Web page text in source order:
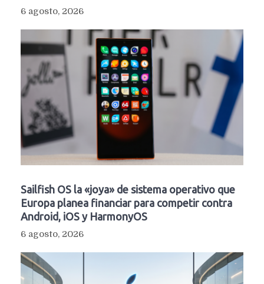
6 agosto, 2026
Sailfish OS la «joya» de sistema operativo que
Europa planea financiar para competir contra
Android, iOS y HarmonyOS
6 agosto, 2026